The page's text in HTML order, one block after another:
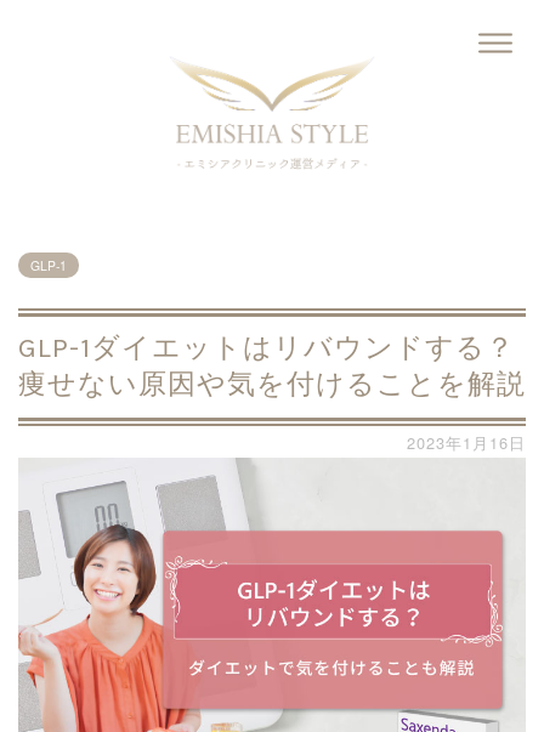
GLP-1
GLP-1ダイエットはリバウンドする？
痩せない原因や気を付けることを解説
2023年1月16日